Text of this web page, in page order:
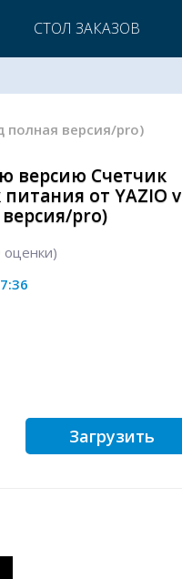
СТОЛ ЗАКАЗОВ
полная версия/pro)
версию Счетчик
от YAZIO v
pro)
оценки)
Загрузить